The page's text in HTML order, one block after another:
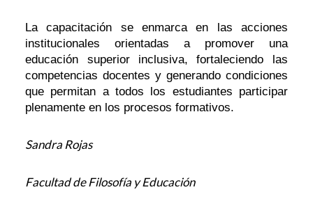
La capacitación se enmarca en las acciones
institucionales orientadas a promover una
educación superior inclusiva, fortaleciendo las
competencias docentes y generando condiciones
que permitan a todos los estudiantes participar
plenamente en los procesos formativos.
Sandra Rojas
Facultad de Filosofía y Educación